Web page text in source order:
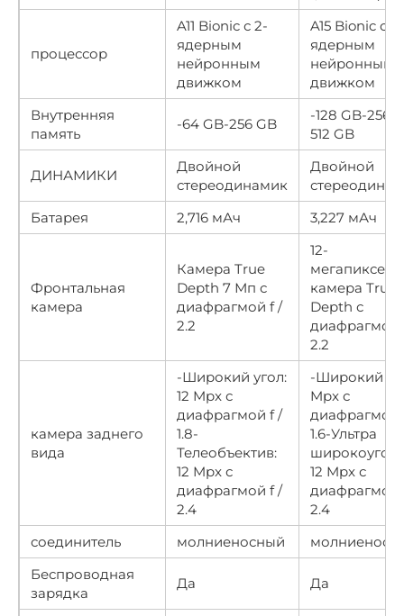
процессор
A11 Bionic с 2-
ядерным
нейронным
движком
A15 Bionic с
ядерным
нейронным
движком
Внутренняя
память
-64 GB-256 GB
-128 GB-256
512 GB
ДИНАМИКИ
Двойной
стереодинамик
Двойной
Батарея
2,716 мАч 3,227 мАч
Фронтальная
камера
Камера True
Depth 7 Мп с
диафрагмой f /
2.2
12-
камера True
Depth с
диафрагмой
2.2
камера заднего
вида
-Широкий угол:
12 Mpx с
диафрагмой f /
1.8-
Телеобъектив:
12 Mpx с
диафрагмой f /
2.4
-Широкий
Mpx с
диафрагмой
1.6-Ультра
12 Mpx с
диафрагмой
2.4
соединитель
молниеносный
Беспроводная
зарядка
Да Да